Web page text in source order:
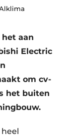
het aan
Electric
om cv-
het buiten